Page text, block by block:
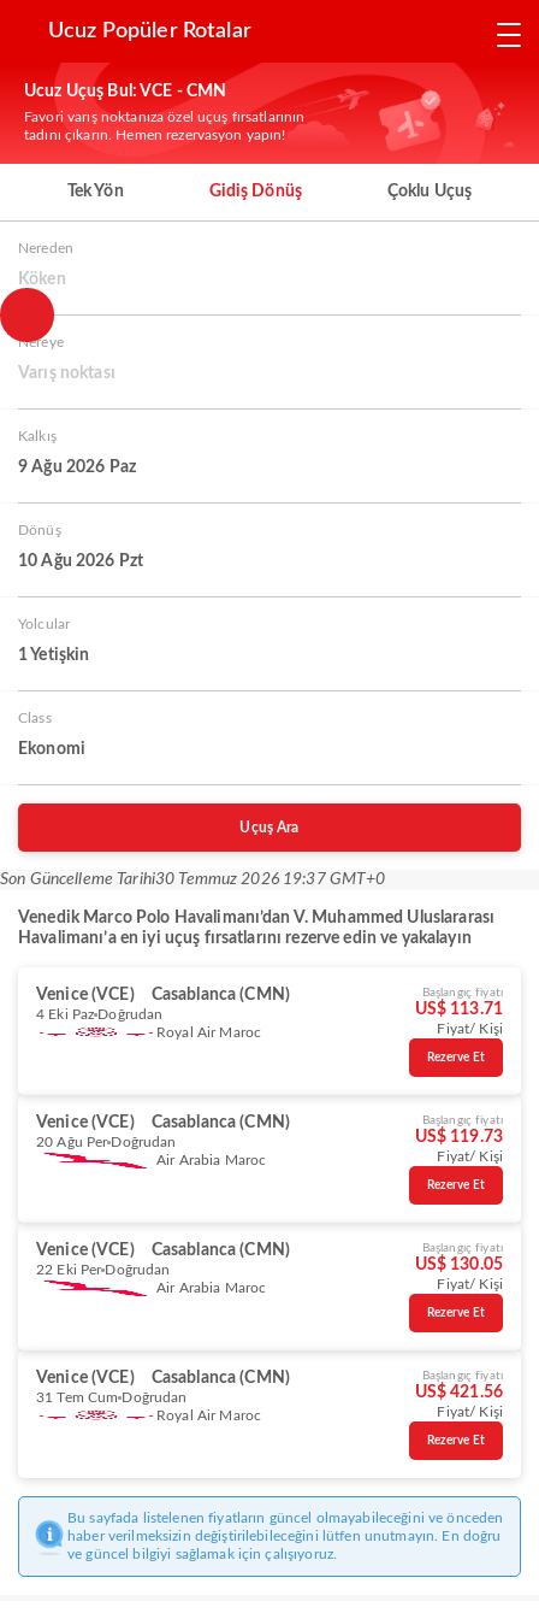
Ucuz Popüler Rotalar
Ucuz Uçuş Bul: VCE - CMN
Favori varış noktanıza özel uçuş fırsatlarının
tadını çıkarın. Hemen rezervasyon yapın!
Tek Yön Gidiş Dönüş Çoklu Uçuş
Nereden
Köken
Nereye
Varış noktası
Kalkış
9 Ağu 2026 Paz
Dönüş
10 Ağu 2026 Pzt
Yolcular
1 Yetişkin
Class
Ekonomi
Uçuş Ara
Son Güncelleme Tarihi30 Temmuz 2026 19:37 GMT+0
Venedik Marco Polo Havalimanı’dan V. Muhammed Uluslararası
Havalimanı’a en iyi uçuş fırsatlarını rezerve edin ve yakalayın
Venice (VCE) Casablanca (CMN)
4 Eki Paz Doğrudan
Royal Air Maroc
Başlangıç fiyatı
US$ 113.71
Fiyat/ Kişi
Rezerve Et
Venice (VCE) Casablanca (CMN)
20 Ağu Per Doğrudan
Air Arabia Maroc
Başlangıç fiyatı
US$ 119.73
Fiyat/ Kişi
Rezerve Et
Venice (VCE) Casablanca (CMN)
22 Eki Per Doğrudan
Air Arabia Maroc
Başlangıç fiyatı
US$ 130.05
Fiyat/ Kişi
Rezerve Et
Venice (VCE) Casablanca (CMN)
31 Tem Cum Doğrudan
Royal Air Maroc
Başlangıç fiyatı
US$ 421.56
Fiyat/ Kişi
Rezerve Et
Bu sayfada listelenen fiyatların güncel olmayabileceğini ve önceden
haber verilmeksizin değiştirilebileceğini lütfen unutmayın. En doğru
ve güncel bilgiyi sağlamak için çalışıyoruz.